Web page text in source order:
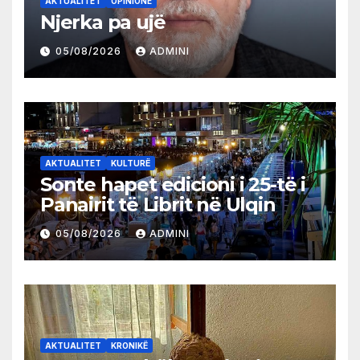
Njerka pa ujë
05/08/2026 ADMINI
AKTUALITET KULTURË
Sonte hapet edicioni i 25-të i
Panairit të Librit në Ulqin
05/08/2026 ADMINI
AKTUALITET KRONIKË